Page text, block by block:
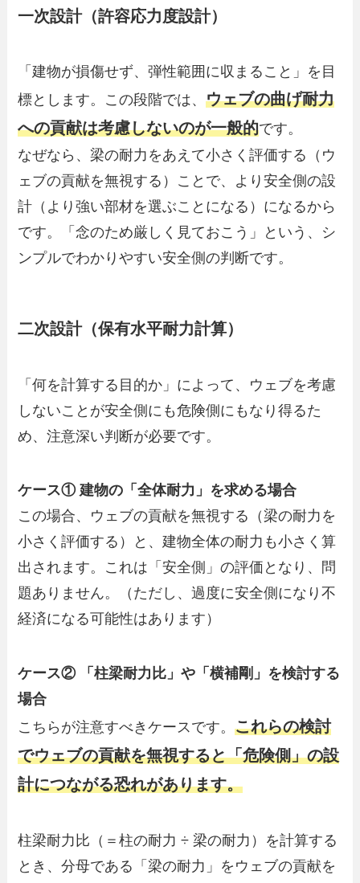
一次設計（許容応力度設計）
「建物が損傷せず、弾性範囲に収まること」を目
標とします。この段階では、ウェブの曲げ耐力
への貢献は考慮しないのが一般的です。
なぜなら、梁の耐力をあえて小さく評価する（ウ
ェブの貢献を無視する）ことで、より安全側の設
計（より強い部材を選ぶことになる）になるから
です。「念のため厳しく見ておこう」という、シ
ンプルでわかりやすい安全側の判断です。
二次設計（保有水平耐力計算）
「何を計算する目的か」によって、ウェブを考慮
しないことが安全側にも危険側にもなり得るた
め、注意深い判断が必要です。
ケース① 建物の「全体耐力」を求める場合
この場合、ウェブの貢献を無視する（梁の耐力を
小さく評価する）と、建物全体の耐力も小さく算
出されます。これは「安全側」の評価となり、問
題ありません。（ただし、過度に安全側になり不
経済になる可能性はあります）
ケース② 「柱梁耐力比」や「横補剛」を検討する
場合
こちらが注意すべきケースです。これらの検討
でウェブの貢献を無視すると「危険側」の設
計につながる恐れがあります。
柱梁耐力比（＝柱の耐力 ÷ 梁の耐力）を計算する
とき、分母である「梁の耐力」をウェブの貢献を